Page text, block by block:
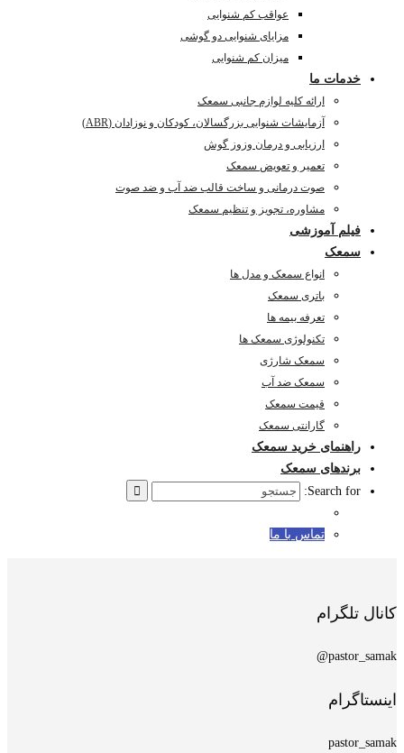
عواقب کم شنوایی
مزایای شنوایی دو گوشی
میزان کم شنوایی
خدمات ما
ارائه کلیه لوازم جانبی سمعک
آزمایشات شنوایی بزرگسالان، کودکان و نوزادان (ABR)
ارزیابی و درمان وزوز گوش
تعمیر و تعویض سمعک
صوت درمانی و ساخت قالب ضد آب و ضد صوت
مشاوره، تجویز و تنظیم سمعک
فیلم آموزشی
سمعک
انواع سمعک و مدل ها
باتری سمعک
تعرفه بیمه ها
تکنولوژی سمعک ها
سمعک شارژی
سمعک ضد آب
قیمت سمعک
گارانتی سمعک
راهنمای خرید سمعک
برندهای سمعک
Search for:
تماس با ما
کانال تلگرام
pastor_samak@
اینستاگرام
pastor_samak